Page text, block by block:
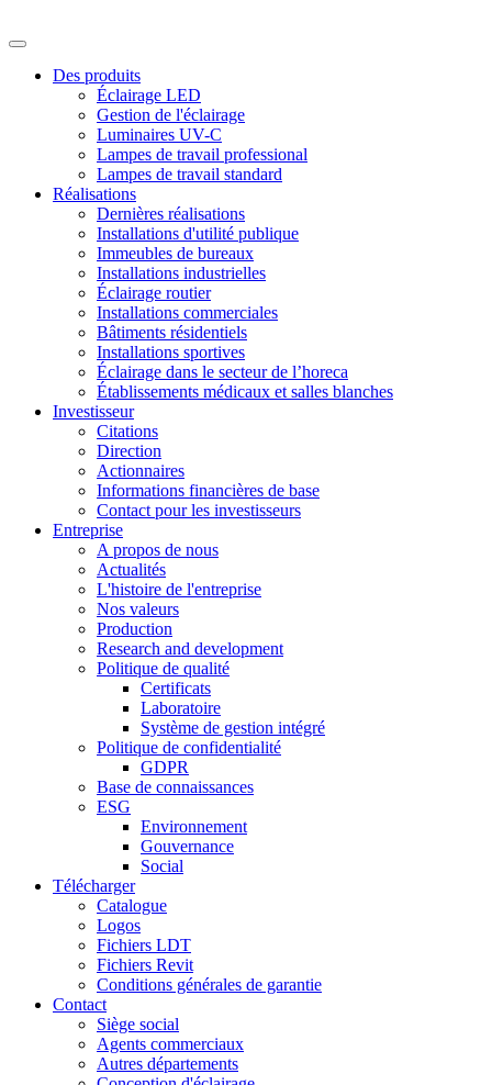
Des produits
Éclairage LED
Gestion de l'éclairage
Luminaires UV-C
Lampes de travail professional
Lampes de travail standard
Réalisations
Dernières réalisations
Installations d'utilité publique
Immeubles de bureaux
Installations industrielles
Éclairage routier
Installations commerciales
Bâtiments résidentiels
Installations sportives
Éclairage dans le secteur de l’horeca
Établissements médicaux et salles blanches
Investisseur
Citations
Direction
Actionnaires
Informations financières de base
Contact pour les investisseurs
Entreprise
A propos de nous
Actualités
L'histoire de l'entreprise
Nos valeurs
Production
Research and development
Politique de qualité
Certificats
Laboratoire
Système de gestion intégré
Politique de confidentialité
GDPR
Base de connaissances
ESG
Environnement
Gouvernance
Social
Télécharger
Catalogue
Logos
Fichiers LDT
Fichiers Revit
Conditions générales de garantie
Contact
Siège social
Agents commerciaux
Autres départements